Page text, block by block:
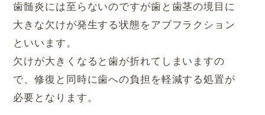
歯髄炎には至らないのですが歯と歯茎の境目に
大きな欠けが発生する状態をアブフラクション
といいます。
欠けが大きくなると歯が折れてしまいますの
で、修復と同時に歯への負担を軽減する処置が
必要となります。